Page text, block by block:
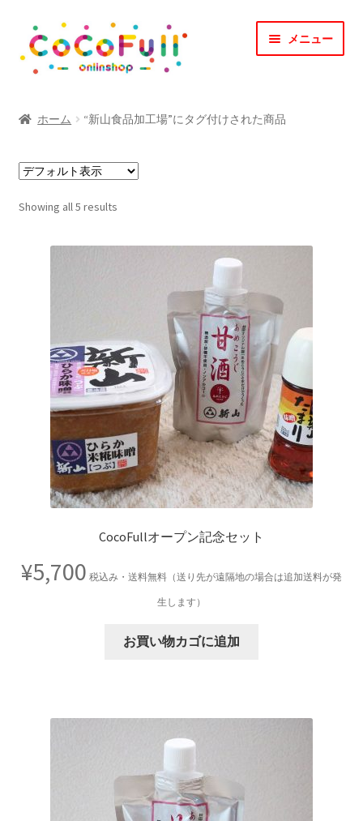
ビ
シ
へ
キ
ン
ツ
キ
プ
メニュー
CoCofullからのお知らせ
お問合せ
ホーム “新山食品加工場”にタグ付けされた商品
Showing all 5 results
CocoFullオープン記念セット
¥5,700 税込み・送料無料（送り先が遠隔地の場合は追加送料が発
生します）
お買い物カゴに追加